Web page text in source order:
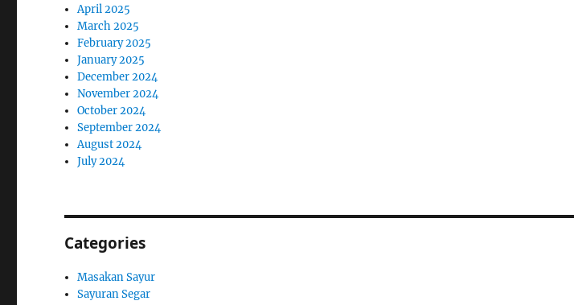
April 2025
March 2025
February 2025
January 2025
December 2024
November 2024
October 2024
September 2024
August 2024
July 2024
Categories
Masakan Sayur
Sayuran Segar